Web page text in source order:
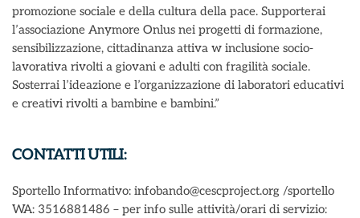
promozione sociale e della cultura della pace. Supporterai
l’associazione Anymore Onlus nei progetti di formazione,
sensibilizzazione, cittadinanza attiva w inclusione socio-
lavorativa rivolti a giovani e adulti con fragilità sociale.
Sosterrai l’ideazione e l’organizzazione di laboratori educativi
e creativi rivolti a bambine e bambini.”
CONTATTI UTILI:
Sportello Informativo: infobando@cescproject.org /sportello
WA: 3516881486 – per info sulle attività/orari di servizio: